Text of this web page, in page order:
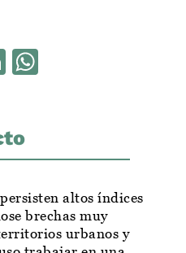
LinkedIn
altos índices
brechas muy
urbanos y